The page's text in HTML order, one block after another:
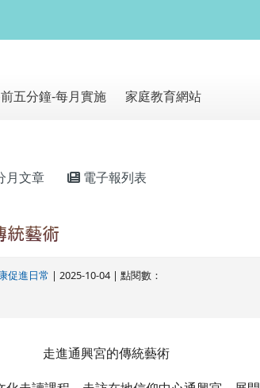
五分鐘-每月實施 家庭教育網站
月文章 電子報列表
統藝術
促進日常 | 2025-10-04 | 點閱數：
走進通興宮的傳統藝術